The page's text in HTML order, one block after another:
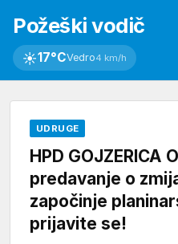
Požeški vodič
☀17°CVedro4 km/h
UDRUGE
HPD GOJZERICA
predavanje o
započinje
prijavite se!